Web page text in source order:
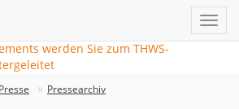
Presse Pressearchiv